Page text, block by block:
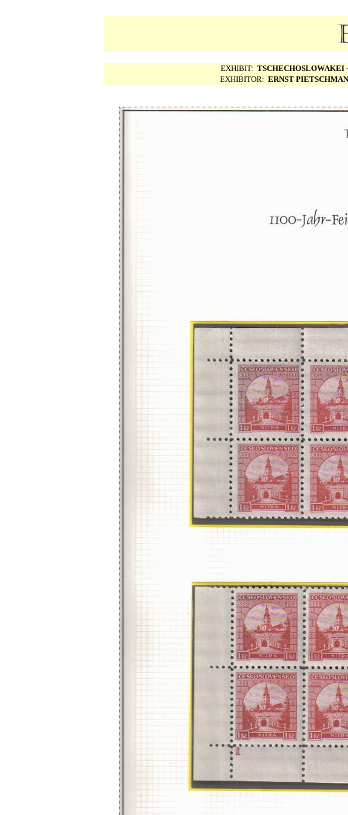
EXHIBIT: TSCHECHOSLOWAKEI
EXHIBITOR: ERNST